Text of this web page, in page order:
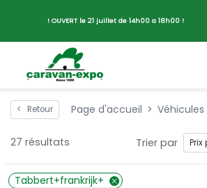
! OUVERT le 21 juillet de 14h00 a 18h00 !
< Retour Page d'accueil Véhicules
27 résultats Trier par
Tabbert+frankrijk+